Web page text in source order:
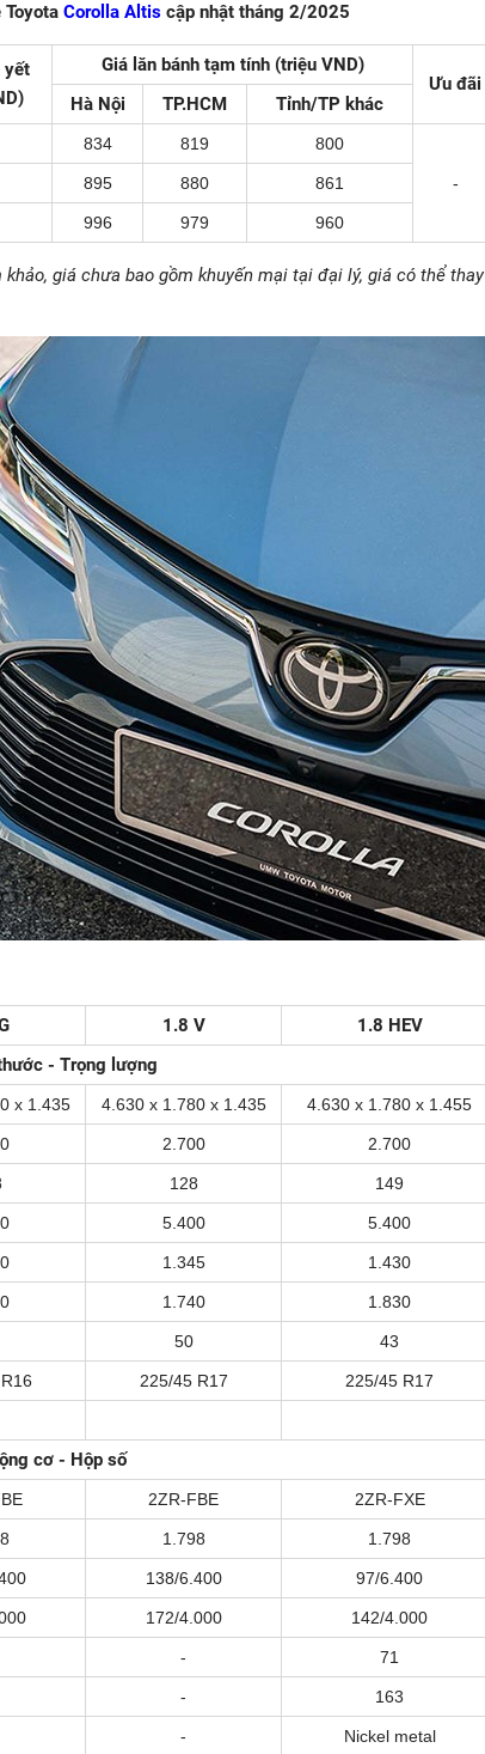
Corolla Altis cập nhật tháng 2/2025
yết
Giá lăn bánh tạm tính (triệu VND)
Ưu đãi
Hà Nội
TP.HCM Tỉnh/TP khác
834 819 800
-
895 880 861
996 979 960
giá chưa bao gồm khuyến mại tại đại lý, giá có thể thay
1.8 V
1.8 HEV
- Trọng lượng
x 1.435 4.630 x 1.780 x 1.435 4.630 x 1.780 x 1.455
2.700 2.700
128 149
5.400 5.400
1.345 1.430
1.740 1.830
50 43
225/45 R17 225/45 R17
cơ - Hộp số
2ZR-FBE 2ZR-FXE
1.798 1.798
138/6.400 97/6.400
172/4.000 142/4.000
- 71
- 163
- Nickel metal